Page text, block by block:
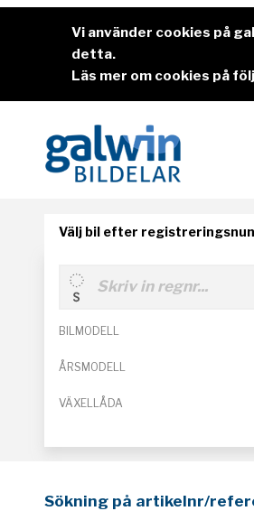
Vi använder cookies på
detta.
Läs mer om cookies på
Välj bil efter
BILMODELL
ÅRSMODELL
VÄXELLÅDA
Sökning på artikelnr/